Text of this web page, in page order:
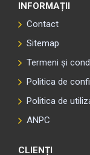
INFORMAȚII
Contact
Sitemap
Termeni și
Politica de
Politica de
ANPC
CLIENȚI